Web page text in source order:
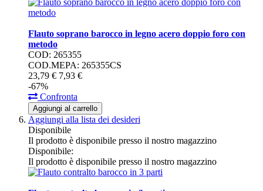
Flauto soprano barocco in legno acero doppio foro con
metodo
COD: 265355
COD.MEPA: 265355CS
23,79 € 7,93 €
-67%
Confronta
Aggiungi al carrello
Aggiungi alla lista dei desideri
Disponibile
Il prodotto è disponibile presso il nostro magazzino
Disponibile:
Il prodotto è disponibile presso il nostro magazzino